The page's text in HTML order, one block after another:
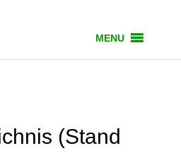
MENU
(Stand